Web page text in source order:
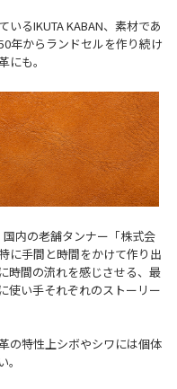
るIKUTA KABAN、素材であ
年からランドセルを作り続け
も。
内の老舗タンナー「株式会
に手間と時間をかけて作り出
時間の流れを感じさせる、最
使い手それぞれのストーリー
の特性上シボやシワには個体